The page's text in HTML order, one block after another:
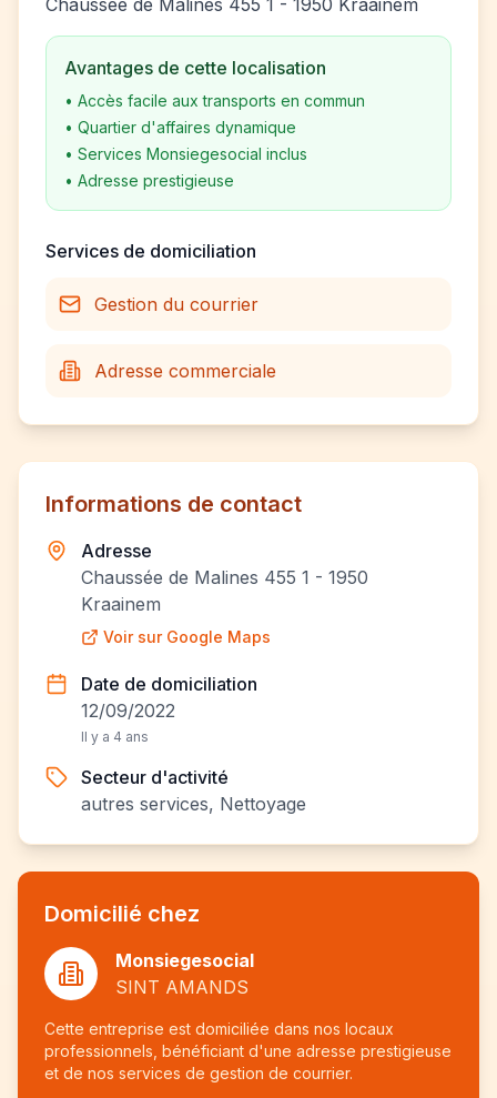
Chaussée de Malines 455 1 - 1950 Kraainem
Avantages de cette localisation
• Accès facile aux transports en commun
• Quartier d'affaires dynamique
• Services Monsiegesocial inclus
• Adresse prestigieuse
Services de domiciliation
Gestion du courrier
Adresse commerciale
Informations de contact
Adresse
Chaussée de Malines 455 1 - 1950
Kraainem
Voir sur Google Maps
Date de domiciliation
12/09/2022
Il y a 4 ans
Secteur d'activité
autres services, Nettoyage
Domicilié chez
Monsiegesocial
SINT AMANDS
Cette entreprise est domiciliée dans nos locaux
professionnels, bénéficiant d'une adresse prestigieuse
et de nos services de gestion de courrier.